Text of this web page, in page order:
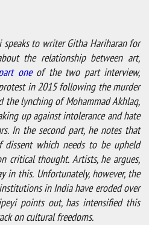
speaks to writer Githa Hariharan for
the relationship between art,
oneof the two part interview,
protest in 2015 following the murder
lynching of Mohammad Akhlaq,
up against intolerance and hate
In the second part, he notes that
which needs to be upheld
critical thought. Artists, he argues,
in this. Unfortunately, however, the
in India have eroded over
points out, has intensified this
on cultural freedoms.